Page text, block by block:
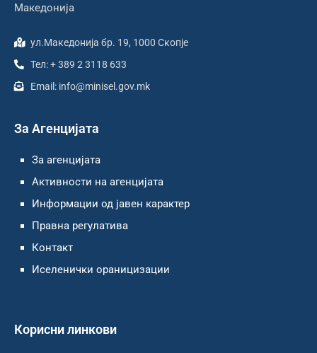
Македонија
ул.Македонија бр. 19, 1000 Скопје
Тел: + 389 2 3118 633
Email: info@minisel.gov.mk
За Агенцијата
За агенцијата
Активности на агенцијата
Информации од јавен карактер
Правна регулатива
Контакт
Иселенички ораницизации
Корисни линкови